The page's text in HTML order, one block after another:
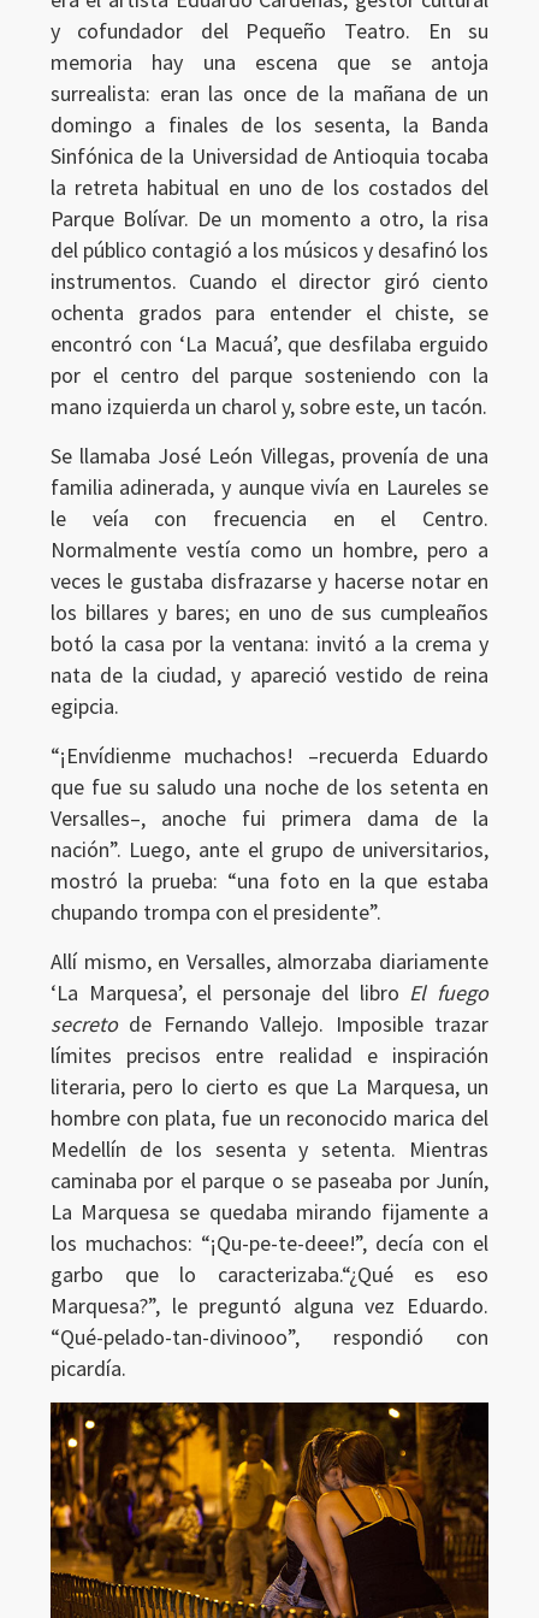
y cofundador del Pequeño Teatro. En su
memoria hay una escena que se antoja
surrealista: eran las once de la mañana de un
domingo a finales de los sesenta, la Banda
Sinfónica de la Universidad de Antioquia tocaba
la retreta habitual en uno de los costados del
Parque Bolívar. De un momento a otro, la risa
del público contagió a los músicos y desafinó los
instrumentos. Cuando el director giró ciento
ochenta grados para entender el chiste, se
encontró con ‘La Macuá’, que desfilaba erguido
por el centro del parque sosteniendo con la
mano izquierda un charol y, sobre este, un tacón.
Se llamaba José León Villegas, provenía de una
familia adinerada, y aunque vivía en Laureles se
le veía con frecuencia en el Centro.
Normalmente vestía como un hombre, pero a
veces le gustaba disfrazarse y hacerse notar en
los billares y bares; en uno de sus cumpleaños
botó la casa por la ventana: invitó a la crema y
nata de la ciudad, y apareció vestido de reina
egipcia.
“¡Envídienme muchachos! –recuerda Eduardo
que fue su saludo una noche de los setenta en
Versalles–, anoche fui primera dama de la
nación”. Luego, ante el grupo de universitarios,
mostró la prueba: “una foto en la que estaba
chupando trompa con el presidente”.
Allí mismo, en Versalles, almorzaba diariamente
‘La Marquesa’, el personaje del libro El fuego
secretode Fernando Vallejo. Imposible trazar
límites precisos entre realidad e inspiración
literaria, pero lo cierto es que La Marquesa, un
hombre con plata, fue un reconocido marica del
Medellín de los sesenta y setenta. Mientras
caminaba por el parque o se paseaba por Junín,
La Marquesa se quedaba mirando fijamente a
los muchachos: “¡Qu-pe-te-deee!”, decía con el
garbo que lo caracterizaba.“¿Qué es eso
Marquesa?”, le preguntó alguna vez Eduardo.
“Qué-pelado-tan-divinooo”, respondió con
picardía.